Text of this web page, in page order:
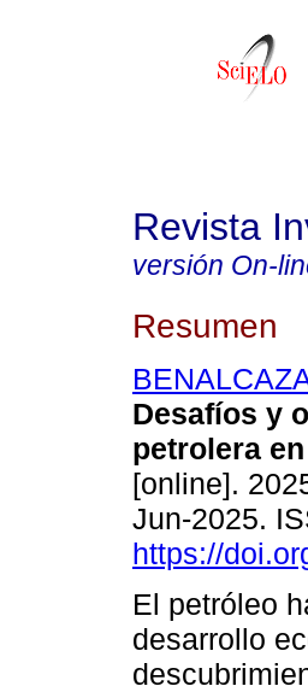
Revista
versión On-
Resumen
Desafíos y
petrolera
[online].
Jun-2025.
https://
El petróleo
desarrollo